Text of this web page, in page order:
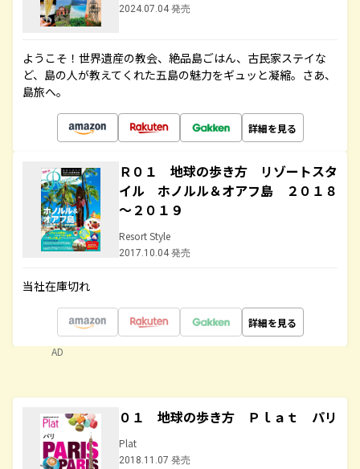
2024.07.04 発売
ようこそ！世界遺産の教会、絶品島ごはん、古民家ステイな
ど、島の人が教えてくれた五島の魅力をギュッと凝縮。さあ、
島旅へ。
詳細を見る
Ｒ０１ 地球の歩き方 リゾートスタ
イル ホノルル＆オアフ島 ２０１８
～２０１９
Resort Style
2017.10.04 発売
当社在庫切れ
詳細を見る
AD
０１ 地球の歩き方 Ｐｌａｔ パリ
Plat
2018.11.07 発売